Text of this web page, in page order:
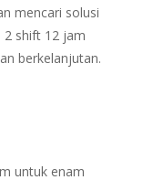
mencari solusi
2 shift 12 jam
berkelanjutan.
untuk enam